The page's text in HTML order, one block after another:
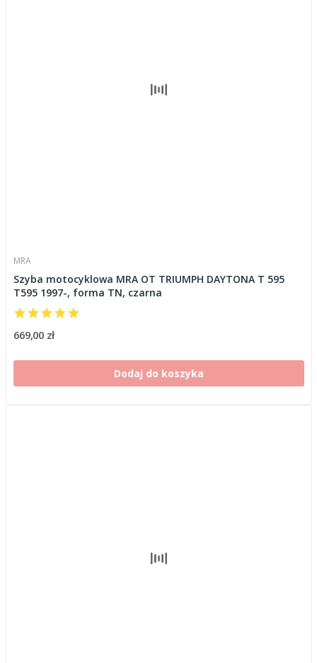
MRA
Szyba motocyklowa MRA OT TRIUMPH DAYTONA T 595
T595 1997-, forma TN, czarna
669,00 zł
Dodaj do koszyka